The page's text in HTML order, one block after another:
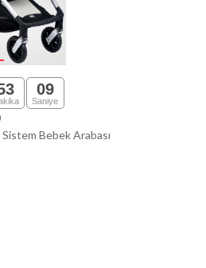
08
Saniye
Bebek Arabası